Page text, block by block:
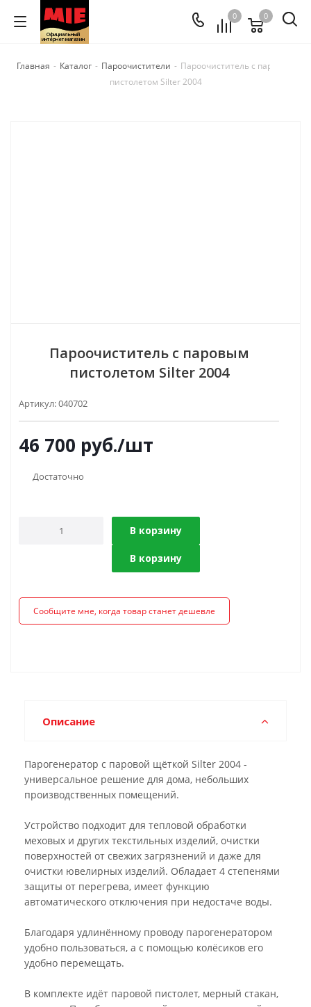
Официальный
интернет-магазин
0 0
Главная - Каталог - Пароочистители - Пароочиститель с паровым
пистолетом Silter 2004
Пароочиститель с паровым
пистолетом Silter 2004
Артикул:040702
46 700 руб./шт
Достаточно
В корзину
В корзину
Сообщите мне, когда товар станет дешевле
Описание
Парогенератор с паровой щёткой Silter 2004 -
универсальное решение для дома, небольших
производственных помещений.
Устройство подходит для тепловой обработки
меховых и других текстильных изделий, очистки
поверхностей от свежих загрязнений и даже для
очистки ювелирных изделий. Обладает 4 степенями
защиты от перегрева, имеет функцию
автоматического отключения при недостаче воды.
Благодаря удлинённому проводу парогенератором
удобно пользоваться, а с помощью колёсиков его
удобно перемещать.
В комплекте идёт паровой пистолет, мерный стакан,